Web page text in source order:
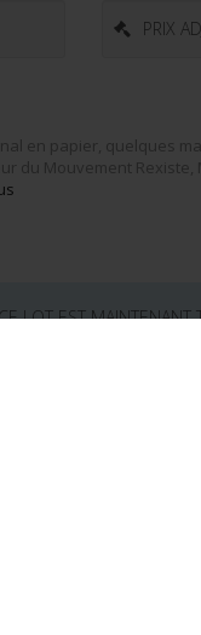
PRIX
en papier, quelques
du Mouvement Rexiste,
LOT EST MAINTENANT